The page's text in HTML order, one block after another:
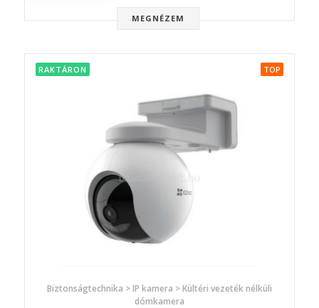
MEGNÉZEM
RAKTÁRON TOP
Biztonságtechnika > IP kamera > Kültéri vezeték nélküli
dómkamera